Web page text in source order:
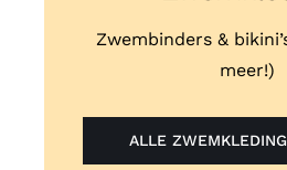
Zwembinders &
meer!)
ALLE